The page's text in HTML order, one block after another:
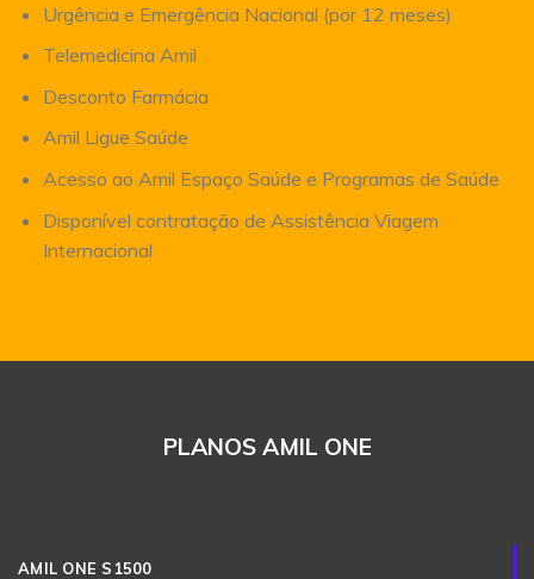
Urgência e Emergência Nacional (por 12 meses)
Telemedicina Amil
Desconto Farmácia
Amil Ligue Saúde
Acesso ao Amil Espaço Saúde e Programas de Saúde
Disponível contratação de Assistência Viagem
Internacional
PLANOS AMIL ONE
AMIL ONE S1500